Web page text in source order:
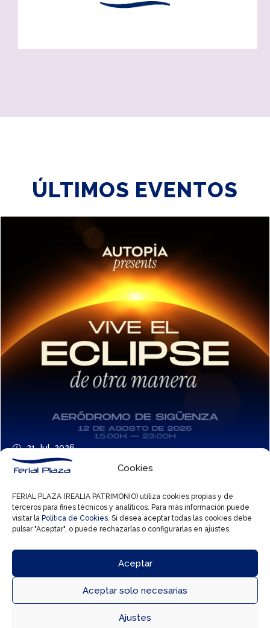
Cookies
FERIAL PLAZA (REALIA PATRIMONIO) utiliza cookies propias y de
terceros para fines técnicos y analíticos. Para más información puede
visitar la Política de Cookies. Si desea aceptar todas las cookies debe
pulsar "Aceptar", o puede rechazarlas o configurarlas en ajustes.
Aceptar
Aceptar solo necesarias
Ajustes
ÚLTIMOS EVENTOS
21 Jul, 2026
Vive el eclipse de otra manera con Autopía